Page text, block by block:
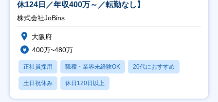
休124日／年収400万～／転勤なし】
株式会社JoBins
大阪府
400万~480万
正社員採用 職種・業界未経験OK 20代におすすめ
土日祝休み 休日120日以上